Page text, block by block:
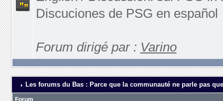
Discuciones de PSG en español
Forum dirigé par : Varino
Les forums du Bas : Parce que la communauté ne parle pas
Forum